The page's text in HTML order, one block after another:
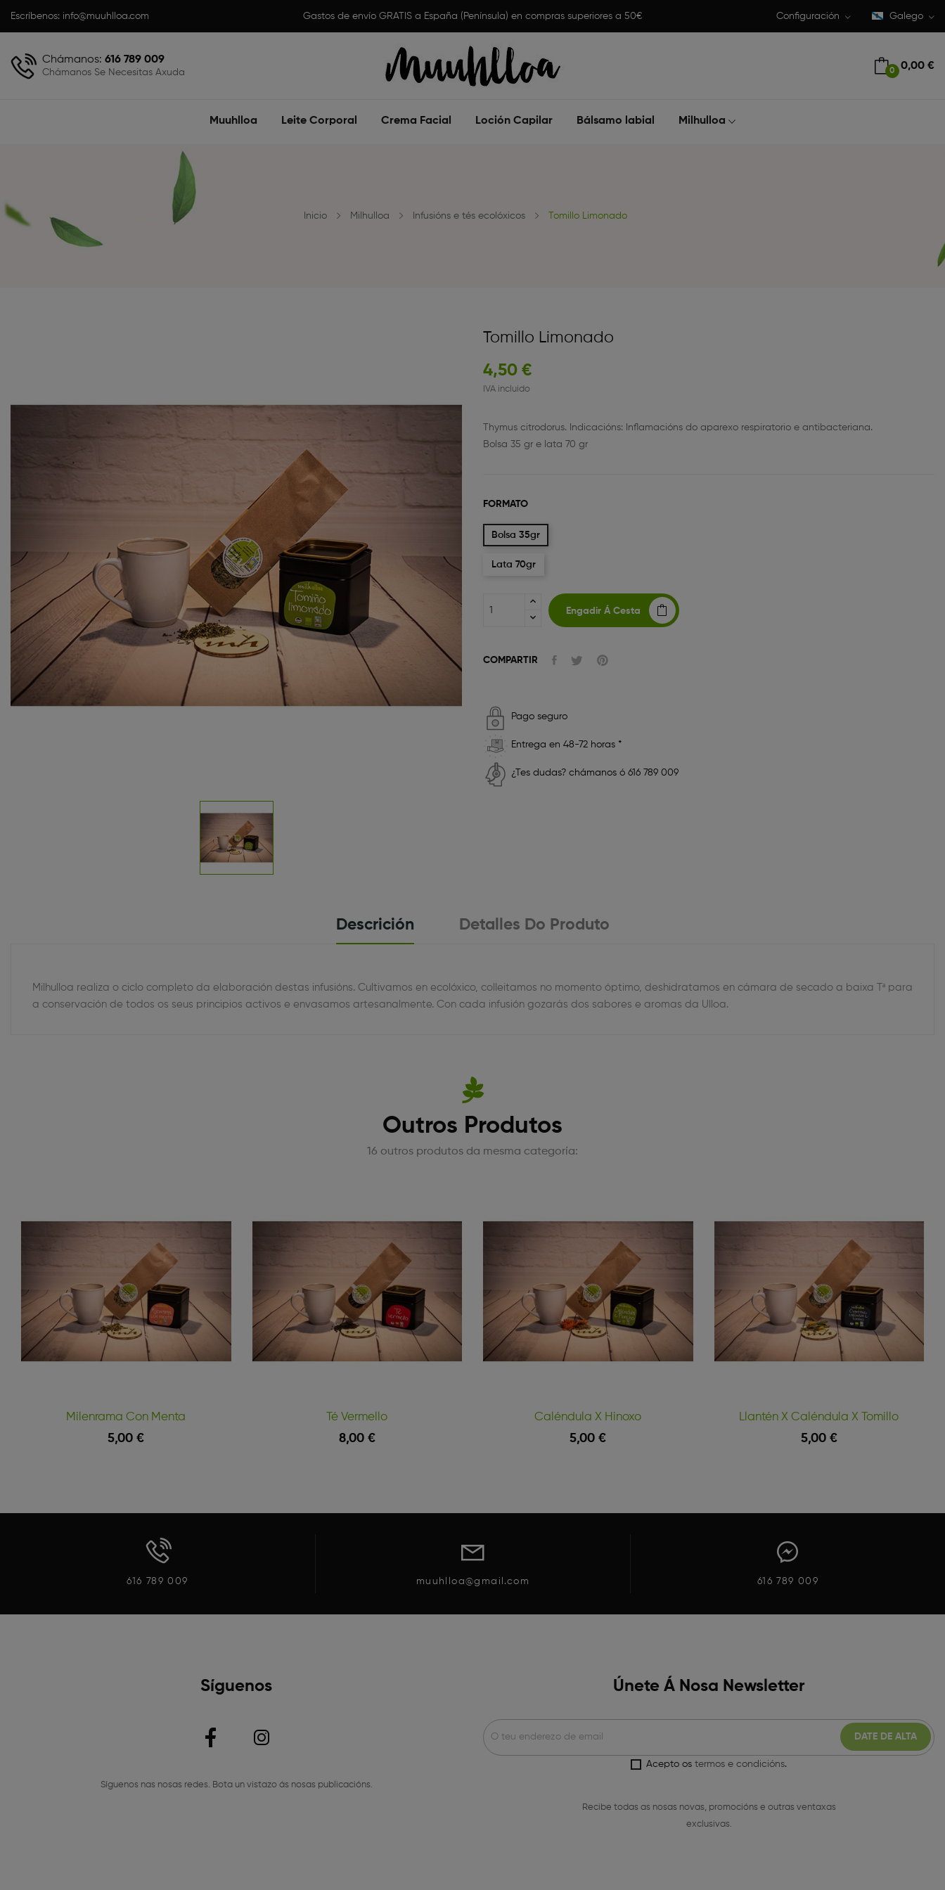
Escríbenos: info@muuhlloa.com Galego
Configuración
Gastos de envío GRATIS a España (Península) en compras superiores a 50€
Chámanos: 616 789 009
Chámanos Se Necesitas Axuda 0 0,00 €
Muuhlloa Leite Corporal Crema Facial Loción Capilar Bálsamo labial Milhulloa
Inicio Milhulloa Infusións e tés ecolóxicos Tomillo Limonado
Tomillo Limonado
4,50 €
IVA incluido
Thymus citrodorus. Indicacións: Inflamacións do aparexo respiratorio e antibacteriana.
Bolsa 35 gr e lata 70 gr
FORMATO
Bolsa 35gr
Lata 70gr
Engadir Á Cesta
COMPARTIR
Pago seguro
Entrega en 48-72 horas *
¿Tes dudas? chámanos ó 616 789 009
Descrición Detalles Do Produto
Milhulloa realiza o ciclo completo da elaboración destas infusións. Cultivamos en ecolóxico, colleitamos no momento óptimo, deshidratamos en cámara de secado a baixa Tª para
a conservación de todos os seus principios activos e envasamos artesanalmente. Con cada infusión gozarás dos sabores e aromas da Ulloa.
Outros Produtos
16 outros produtos da mesma categoría:
Milenrama Con Menta
5,00 €
Té Vermello
8,00 €
Caléndula X Hinoxo
5,00 €
Llantén X Caléndula X Tomillo
5,00 €
616 789 009 muuhlloa@gmail.com 616 789 009
Síguenos
Síguenos nas nosas redes. Bota un vistazo ás nosas publicacións.
Únete Á Nosa Newsletter
Acepto os termos e condicións.
Recibe todas as nosas novas, promocións e outras ventaxas
exclusivas.